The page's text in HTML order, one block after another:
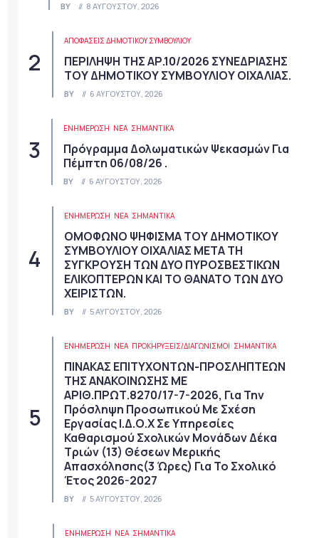
BY 8 ΑΥΓΟΎΣΤΟΥ, 2026
ΑΠΟΦΆΣΕΙΣ ΔΗΜΟΤΙΚΟΎ ΣΥΜΒΟΥΛΊΟΥ
ΠΕΡΙΛΗΨΗ ΤΗΣ ΑΡ.10/2026 ΣΥΝΕΔΡΙΑΣΗΣ
ΤΟΥ ΔΗΜΟΤΙΚΟΥ ΣΥΜΒΟΥΛΙΟΥ ΟΙΧΑΛΙΑΣ.
BY 6 ΑΥΓΟΎΣΤΟΥ, 2026
ΕΝΗΜΕΡΩΣΗ ΝΈΑ ΣΗΜΑΝΤΙΚΆ
Πρόγραμμα Δολωματικών Ψεκασμών Για
Πέμπτη 06/08/26 .
BY 6 ΑΥΓΟΎΣΤΟΥ, 2026
ΕΝΗΜΕΡΩΣΗ ΝΈΑ ΣΗΜΑΝΤΙΚΆ
ΟΜΟΦΩΝΟ ΨΗΦΙΣΜΑ ΤΟΥ ΔΗΜΟΤΙΚΟΥ
ΣΥΜΒΟΥΛΙΟΥ ΟΙΧΑΛΙΑΣ ΜΕΤΑ ΤΗ
ΣΥΓΚΡΟΥΣΗ ΤΩΝ ΔΥΟ ΠΥΡΟΣΒΕΣΤΙΚΩΝ
ΕΛΙΚΟΠΤΕΡΩΝ ΚΑΙ ΤΟ ΘΑΝΑΤΟ ΤΩΝ ΔΥΟ
ΧΕΙΡΙΣΤΩΝ.
BY 5 ΑΥΓΟΎΣΤΟΥ, 2026
ΕΝΗΜΕΡΩΣΗ ΝΈΑ ΠΡΟΚΗΡΎΞΕΙΣ/ΔΙΑΓΩΝΙΣΜΟΊ ΣΗΜΑΝΤΙΚΆ
ΠΙΝΑΚΑΣ ΕΠΙΤΥΧΟΝΤΩΝ-ΠΡΟΣΛΗΠΤΕΩΝ
ΤΗΣ ΑΝΑΚΟΙΝΩΣΗΣ ΜΕ
ΑΡΙΘ.ΠΡΩΤ.8270/17-7-2026, Για Την
Πρόσληψη Προσωπικού Με Σχέση
Εργασίας Ι.Δ.Ο.Χ Σε Υπηρεσίες
Καθαρισμού Σχολικών Μονάδων Δέκα
Τριών (13) Θέσεων Μερικής
Απασχόλησης(3 Ώρες) Για Το Σχολικό
Έτος 2026-2027
BY 5 ΑΥΓΟΎΣΤΟΥ, 2026
ΕΝΗΜΕΡΩΣΗ ΝΈΑ ΣΗΜΑΝΤΙΚΆ